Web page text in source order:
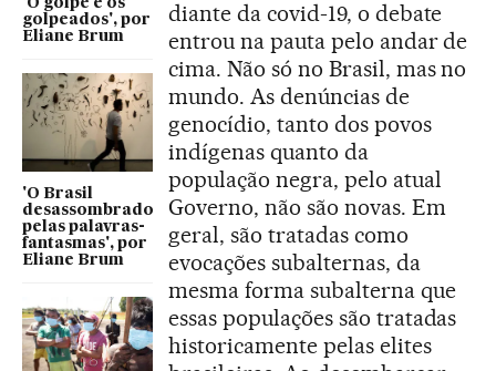
'O golpe e os
golpeados', por
Eliane Brum
'O Brasil
desassombrado
pelas palavras-
fantasmas', por
Eliane Brum
diante da covid-19, o debate
entrou na pauta pelo andar de
cima. Não só no Brasil, mas no
mundo. As denúncias de
genocídio, tanto dos povos
indígenas quanto da
população negra, pelo atual
Governo, não são novas. Em
geral, são tratadas como
evocações subalternas, da
mesma forma subalterna que
essas populações são tratadas
historicamente pelas elites